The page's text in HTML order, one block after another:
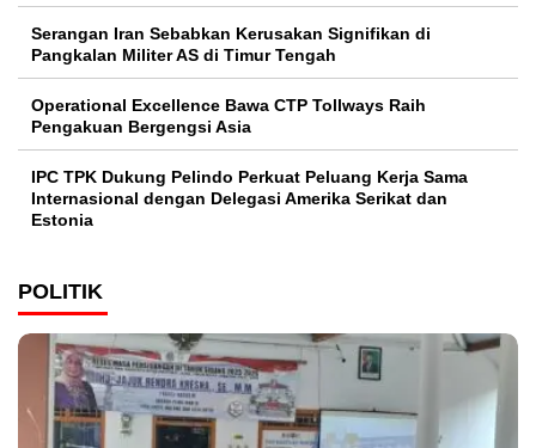
Serangan Iran Sebabkan Kerusakan Signifikan di
Pangkalan Militer AS di Timur Tengah
Operational Excellence Bawa CTP Tollways Raih
Pengakuan Bergengsi Asia
IPC TPK Dukung Pelindo Perkuat Peluang Kerja Sama
Internasional dengan Delegasi Amerika Serikat dan
Estonia
POLITIK